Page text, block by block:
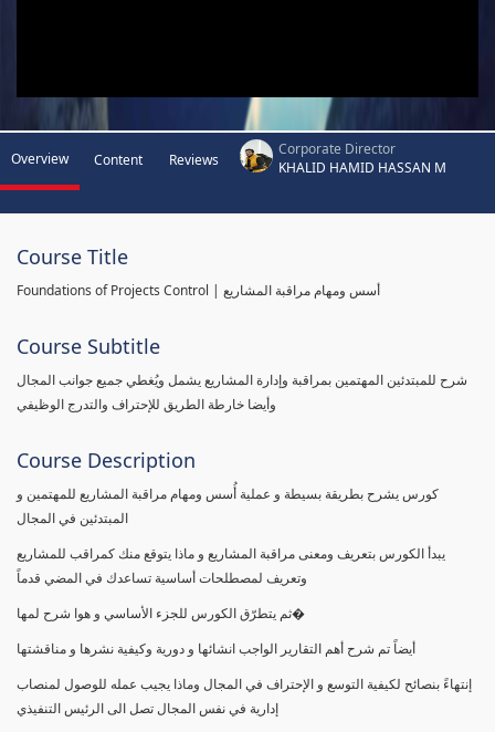
Overview Content Reviews
Corporate Director
KHALID HAMID HASSAN M
Course Title
Foundations of Projects Control | أسس ومهام مراقبة المشاريع
Course Subtitle
شرح للمبتدئين المهتمين بمراقبة وإدارة المشاريع يشمل ويُغطي جميع جوانب المجال
وأيضا خارطة الطريق للإحتراف والتدرج الوظيفي
Course Description
كورس يشرح بطريقة بسيطة و عملية أُسس ومهام مراقبة المشاريع للمهتمين و
المبتدئين في المجال
يبدأ الكورس بتعريف ومعنى مراقبة المشاريع و ماذا يتوقع منك كمراقب للمشاريع
وتعريف لمصطلحات أساسية تساعدك في المضي قدماً
ثم يتطرّق الكورس للجزء الأساسي و هوا شرح لمها�
أيضاً تم شرح أهم التقارير الواجب انشائها و دورية وكيفية نشرها و مناقشتها
إنتهاءً بنصائح لكيفية التوسع و الإحتراف في المجال وماذا يجيب عمله للوصول لمنصاب
إدارية في نفس المجال تصل الى الرئيس التنفيذي